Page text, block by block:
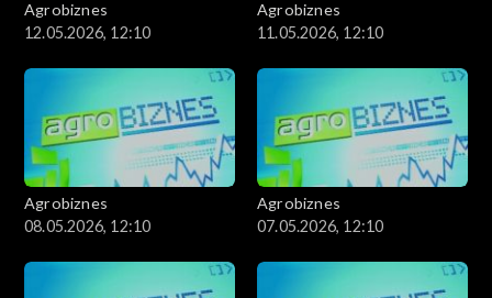
Agrobiznes
12.05.2026, 12:10
Agrobiznes
11.05.2026, 12:10
Agrobiznes
08.05.2026, 12:10
Agrobiznes
07.05.2026, 12:10